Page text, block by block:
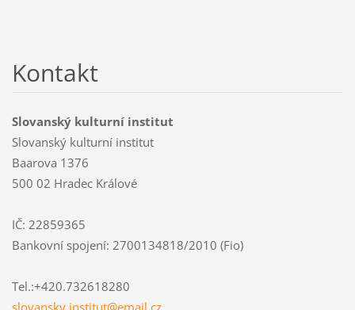
Kontakt
Slovanský kulturní institut
Slovanský kulturní institut
Baarova 1376
500 02 Hradec Králové
IČ: 22859365
Bankovní spojení: 2700134818/2010 (Fio)
Tel.:+420.732618280
slovansky.institut@email .cz